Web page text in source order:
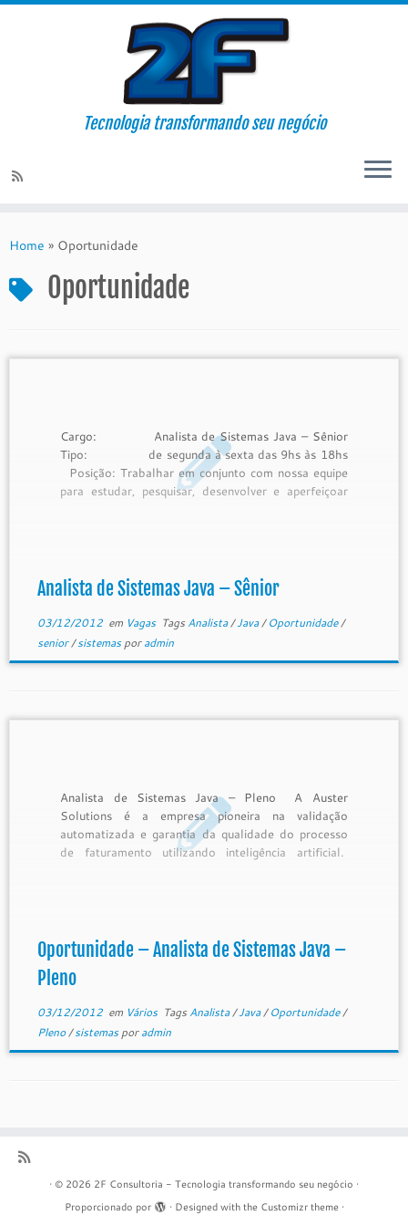
Tecnologia transformando seu negócio
Home » Oportunidade
Oportunidade
Cargo: Analista de Sistemas Java – Sênior
Tipo: de segunda à sexta das 9hs às 18hs
Posição: Trabalhar em conjunto com nossa equipe
para estudar, pesquisar, desenvolver e aperfeiçoar
Analista de Sistemas Java – Sênior
03/12/2012em Vagas Tags Analista/Java/Oportunidade/
senior/sistemasporadmin
Analista de Sistemas Java – Pleno A Auster
Solutions é a empresa pioneira na validação
automatizada e garantia da qualidade do processo
de faturamento utilizando inteligência artificial.
Oportunidade – Analista de Sistemas Java –
Pleno
03/12/2012em Vários Tags Analista/Java/Oportunidade/
Pleno/sistemasporadmin
· © 2026 2F Consultoria - Tecnologia transformando seu negócio ·
Proporcionado por
· Designed with the Customizr theme·